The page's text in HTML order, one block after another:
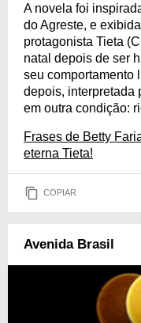
A novela foi
do Agreste, e
protagonista Tieta
natal depois de ser
seu comportamento
depois, interpretada
em outra condição:
Frases de Betty
eterna Tieta!
COPIAR
Avenida Brasil